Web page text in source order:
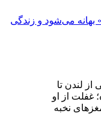
بهانه می‌شود و زندگی